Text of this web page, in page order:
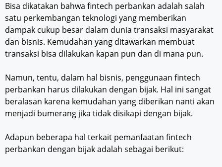
Bisa dikatakan bahwa fintech perbankan adalah salah
satu perkembangan teknologi yang memberikan
dampak cukup besar dalam dunia transaksi masyarakat
dan bisnis. Kemudahan yang ditawarkan membuat
transaksi bisa dilakukan kapan pun dan di mana pun.
Namun, tentu, dalam hal bisnis, penggunaan fintech
perbankan harus dilakukan dengan bijak. Hal ini sangat
beralasan karena kemudahan yang diberikan nanti akan
menjadi bumerang jika tidak disikapi dengan bijak.
Adapun beberapa hal terkait pemanfaatan fintech
perbankan dengan bijak adalah sebagai berikut: